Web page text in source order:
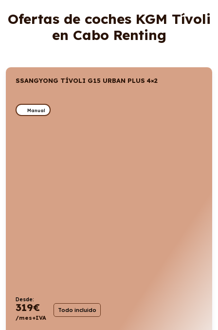
Ofertas de coches KGM Tívoli
en Cabo Renting
SSANGYONG TÍVOLI G15 URBAN PLUS 4×2
Manual
Desde:
319€
/mes+IVA
Todo incluido